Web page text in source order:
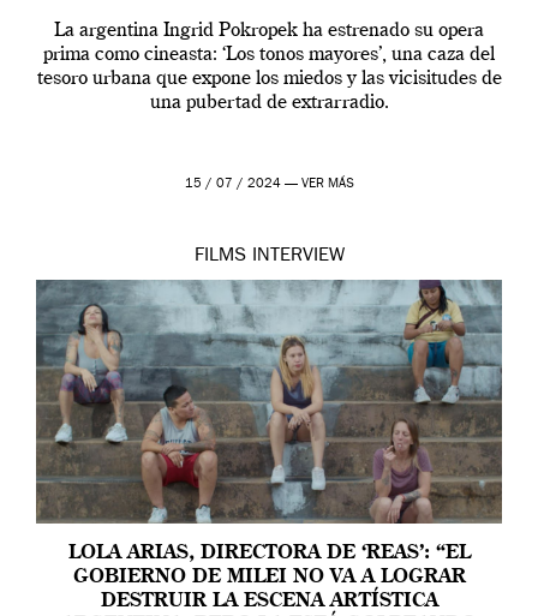
La argentina Ingrid Pokropek ha estrenado su opera
prima como cineasta: ‘Los tonos mayores’, una caza del
tesoro urbana que expone los miedos y las vicisitudes de
una pubertad de extrarradio.
15 / 07 / 2024 — VER MÁS
FILMS INTERVIEW
LOLA ARIAS, DIRECTORA DE ‘REAS’: “EL
GOBIERNO DE MILEI NO VA A LOGRAR
DESTRUIR LA ESCENA ARTÍSTICA